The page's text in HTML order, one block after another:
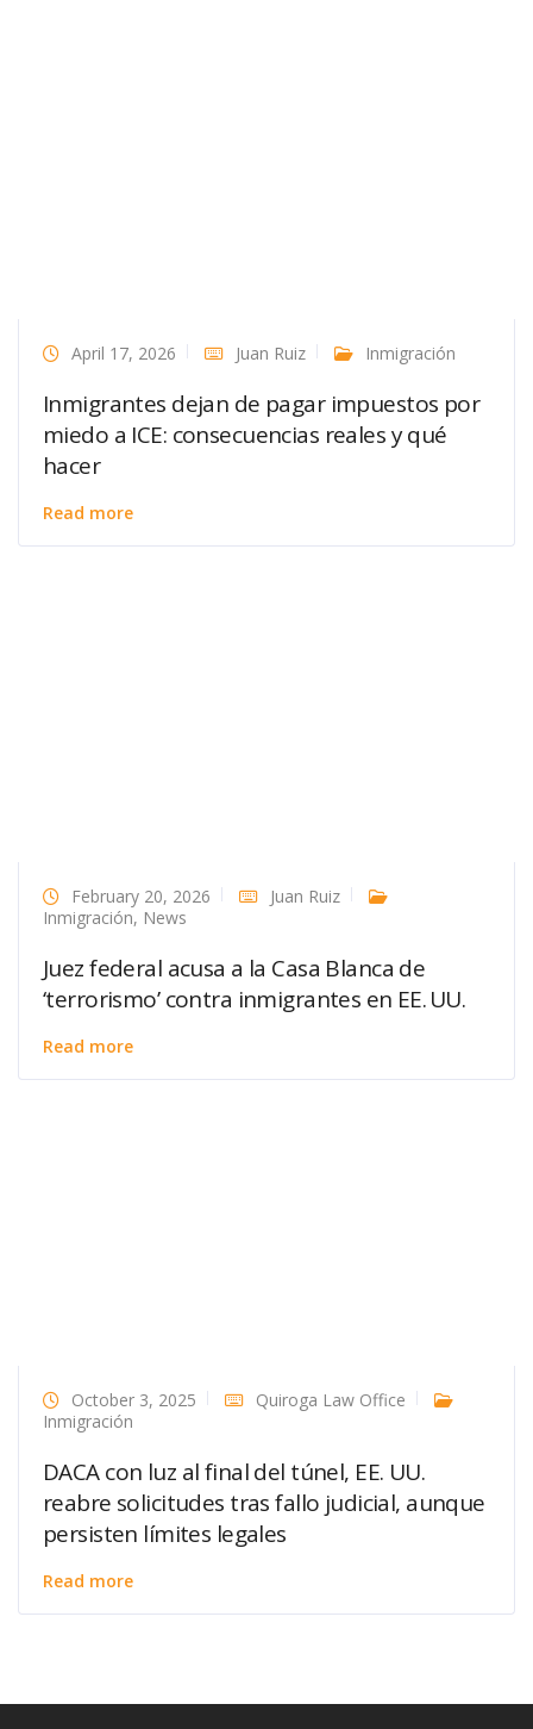
April 17, 2026 Juan Ruiz Inmigración
Inmigrantes dejan de pagar impuestos por
miedo a ICE: consecuencias reales y qué
hacer
Read more
February 20, 2026
Juan Ruiz
Inmigración, News
Juez federal acusa a la Casa Blanca de
‘terrorismo’ contra inmigrantes en EE. UU.
Read more
October 3, 2025
Quiroga Law Office
Inmigración
DACA con luz al final del túnel, EE. UU.
reabre solicitudes tras fallo judicial, aunque
persisten límites legales
Read more